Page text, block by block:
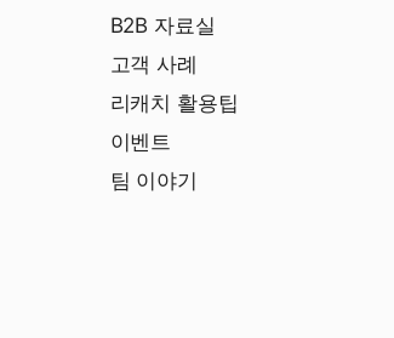
B2B 자료실
고객 사례
리캐치 활용팁
이벤트
팀 이야기